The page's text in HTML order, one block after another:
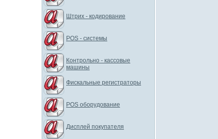
Штрих - кодирование
POS - системы
Контрольно - кассовые
машины
Фискальные регистраторы
POS оборудование
Дисплей покупателя